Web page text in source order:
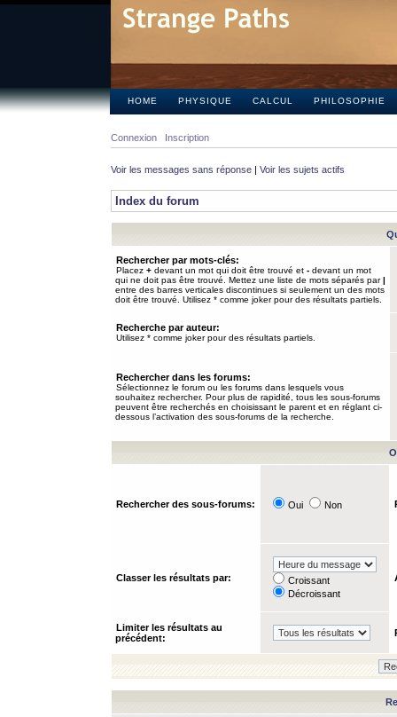
HOME PHYSIQUE CALCUL PHILOSOPHIE
Connexion Inscription
Voir les messages sans réponse | Voir les sujets actifs
Index du forum
Rechercher par mots-clés:
Placez + devant un mot qui doit être trouvé et - devant un mot
qui ne doit pas être trouvé. Mettez une liste de mots séparés par|
entre des barres verticales discontinues si seulement un des mots
doit être trouvé. Utilisez * comme joker pour des résultats partiels.
Recherche par auteur:
Utilisez * comme joker pour des résultats partiels.
Rechercher dans les forums:
Sélectionnez le forum ou les forums dans lesquels vous
souhaitez rechercher. Pour plus de rapidité, tous les sous-forums
peuvent être recherchés en choisissant le parent et en réglant ci-
dessous l’activation des sous-forums de la recherche.
Rechercher des sous-forums: Oui Non
Classer les résultats par:
Croissant
Décroissant
Limiter les résultats au
précédent: